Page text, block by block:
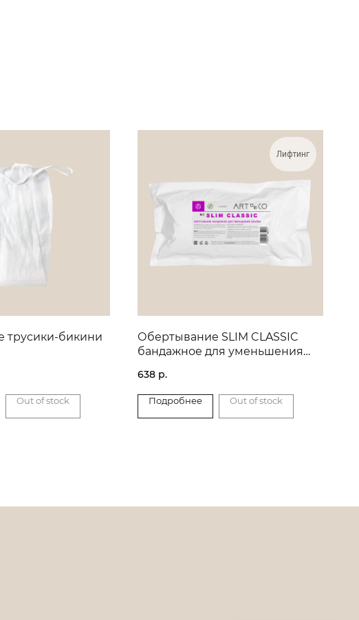
трусики-бикини
Out of stock
Лифтинг
Обертывание SLIM CLASSIC
бандажное для уменьшения
638 р.
Подробнее Out of stock